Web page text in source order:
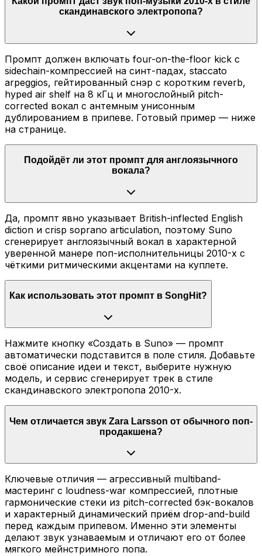
скандинавского электропопа?
Промпт должен включать four-on-the-floor kick с
sidechain-компрессией на синт-падах, staccato
arpeggios, гейтированный снэр с коротким reverb,
hyped air shelf на 8 кГц и многослойный pitch-
corrected вокал с антемным унисонным
дублированием в припеве. Готовый пример — ниже
на странице.
Подойдёт ли этот промпт для англоязычного
вокала?
Да, промпт явно указывает British-inflected English
diction и crisp soprano articulation, поэтому Suno
сгенерирует англоязычный вокал в характерной
уверенной манере поп-исполнительницы 2010-х с
чёткими ритмическими акцентами на куплете.
Как использовать этот промпт в SongHit?
Нажмите кнопку «Создать в Suno» — промпт
автоматически подставится в поле стиля. Добавьте
своё описание идеи и текст, выберите нужную
модель, и сервис сгенерирует трек в стиле
скандинавского электропопа 2010-х.
Чем отличается звук Zara Larsson от обычного поп-
продакшена?
Ключевые отличия — агрессивный multiband-
мастеринг с loudness-war компрессией, плотные
гармонические стеки из pitch-corrected бэк-вокалов
и характерный динамический приём drop-and-build
перед каждым припевом. Именно эти элементы
делают звук узнаваемым и отличают его от более
мягкого мейнстримного попа.